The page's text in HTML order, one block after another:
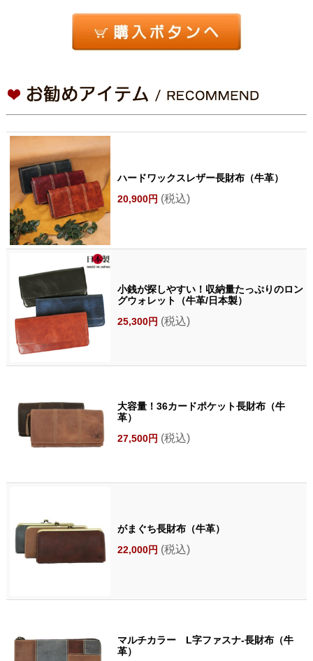
ハードワックスレザー長財布（牛革）
20,900円 (税込)
小銭が探しやすい！収納量たっぷりのロン
グウォレット（牛革/日本製）
25,300円 (税込)
大容量！36カードポケット長財布（牛
革）
27,500円 (税込)
がまぐち長財布（牛革）
22,000円 (税込)
マルチカラー L字ファスナ-長財布（牛
革）